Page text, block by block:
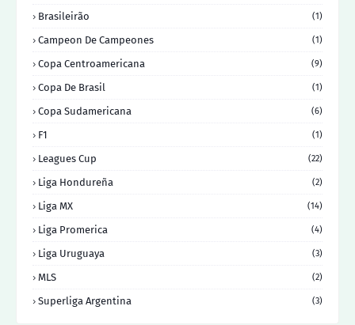
Brasileirão (1)
Campeon De Campeones (1)
Copa Centroamericana (9)
Copa De Brasil (1)
Copa Sudamericana (6)
F1 (1)
Leagues Cup (22)
Liga Hondureña (2)
Liga MX (14)
Liga Promerica (4)
Liga Uruguaya (3)
MLS (2)
Superliga Argentina (3)